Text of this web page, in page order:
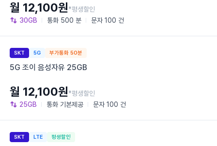
30GB 통화 500 분 문자 100 건
월 12,100원*평생할인
SKT 5G 부가통화 50분
5G 조이 음성자유 25GB
25GB 통화 기본제공 문자 100 건
월 12,100원*평생할인
SKT LTE 평생할인